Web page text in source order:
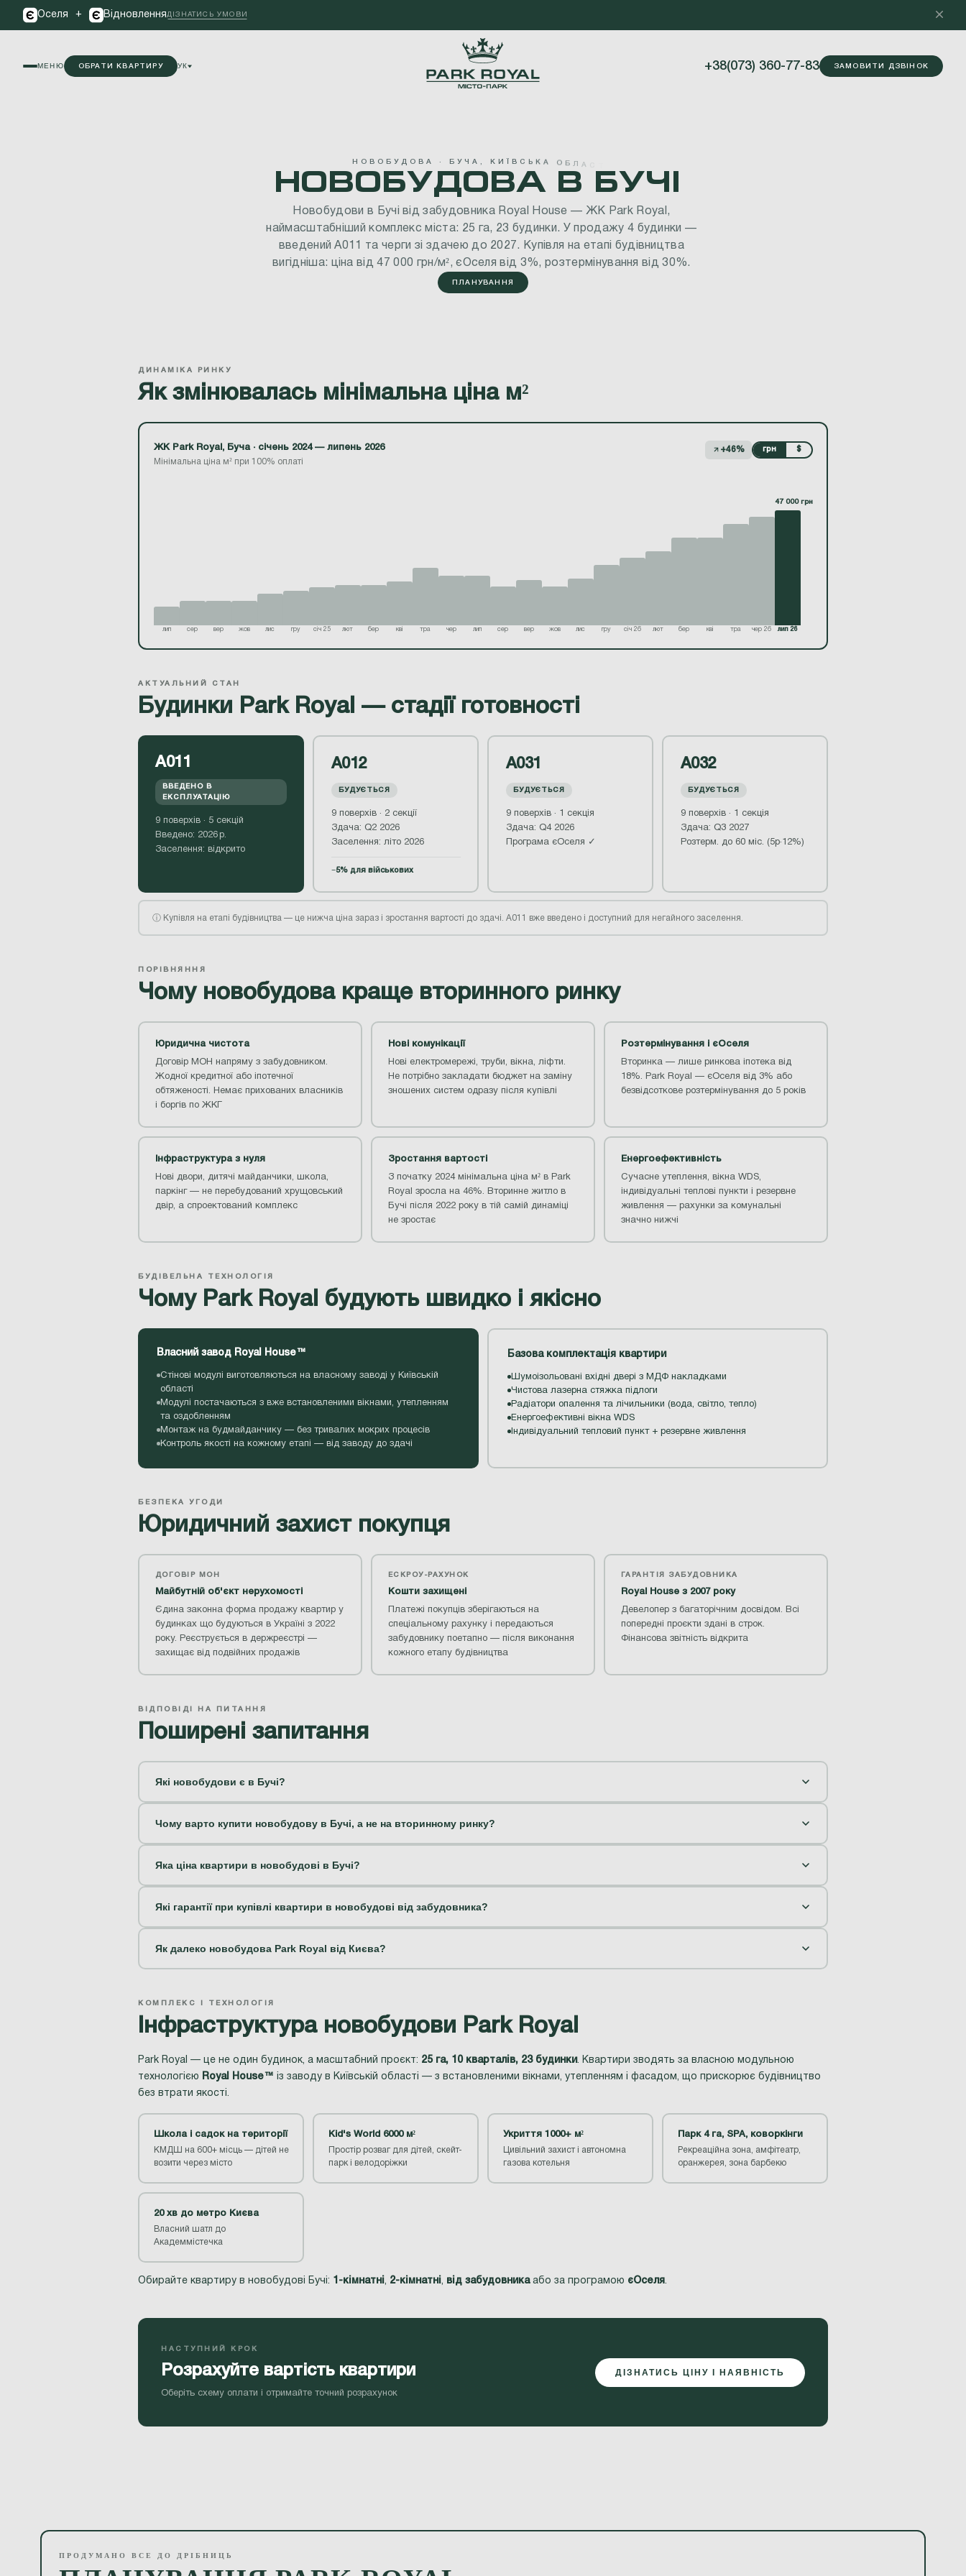
Оселя + Відновлення ДІЗНАТИСЬ УМОВИ
МЕНЮ ОБРАТИ КВАРТИРУ УК +38(073) 360-77-83 ЗАМОВИТИ ДЗВІНОК
Н О В О Б У Д О В А · Б У Ч А , К И В С Ь К А О Б Л А
НОВОБУДОВА В БУЧІ
Новобудови в Бучі відзабудовника Royal House— ЖК Park Royal,
наймасштабніший комплекс міста: 25 га, 23 будинки. У продажу 4 будинки—
введенийА011 тачерги зі здачеюдо 2027. Купівля на етапі будівництва
вигідніша: ціна від47000 грн/м²,єОселя від 3%, розтермінування від30%.
ПЛАНУВАННЯ
ДИНАМІКА РИНКУ
Як змінювалась мінімальна ціна м²
ЖК Park Royal, Буча · січень 2024 — липень 2026
Мінімальна ціна м² при 100% оплаті
+46% грн $
лип сер вер жов лис гру січ 25 лют бер кві тра чер лип сер вер жов лис гру січ 26 лют бер кві тра чер 26
47 000 грн
лип 26
АКТУАЛЬНИЙ СТАН
Будинки Park Royal — стадії готовності
А011
ВВЕДЕНО В
ЕКСПЛУАТАЦІЮ
9 поверхів · 5 секцій
Введено: 2026 р.
Заселення: відкрито
А012
БУДУЄТЬСЯ
9 поверхів · 2 секції
Здача: Q2 2026
Заселення: літо 2026
−5% для військових
А031
БУДУЄТЬСЯ
9 поверхів · 1 секція
Здача: Q4 2026
Програма єОселя ✓
А032
БУДУЄТЬСЯ
9 поверхів · 1 секція
Здача: Q3 2027
Розтерм. до 60 міс. (5р·12%)
ⓘ Купівля на етапі будівництва — це нижча ціна зараз і зростання вартості до здачі. А011 вже введено і доступний для негайного заселення.
ПОРІВНЯННЯ
Чому новобудова краще вторинного ринку
Юридична чистота
Договір МОН напряму з забудовником.
Жодної кредитної або іпотечної
обтяженості. Немає прихованих власників
і боргів по ЖКГ
Нові комунікації
Нові електромережі, труби, вікна, ліфти.
Не потрібно закладати бюджет на заміну
зношених систем одразу після купівлі
Розтермінування і єОселя
Вторинка — лише ринкова іпотека від
18%. Park Royal — єОселя від 3% або
безвідсоткове розтермінування до 5 років
Інфраструктура з нуля
Нові двори, дитячі майданчики, школа,
паркінг — не перебудований хрущовський
двір, а спроектований комплекс
Зростання вартості
З початку 2024 мінімальна ціна м² в Park
Royal зросла на 46%. Вторинне житло в
Бучі після 2022 року в тій самій динаміці
не зростає
Енергоефективність
Сучасне утеплення, вікна WDS,
індивідуальні теплові пункти і резервне
живлення — рахунки за комунальні
значно нижчі
БУДІВЕЛЬНА ТЕХНОЛОГІЯ
Чому Park Royal будують швидко і якісно
Власний завод Royal House™
Стінові модулі виготовляються на власному заводі у Київській
області
Модулі постачаються з вже встановленими вікнами, утепленням
та оздобленням
Монтаж на будмайданчику — без тривалих мокрих процесів
Контроль якості на кожному етапі — від заводу до здачі
Базова комплектація квартири
Шумоізольовані вхідні двері з МДФ накладками
Чистова лазерна стяжка підлоги
Радіатори опалення та лічильники (вода, світло, тепло)
Енергоефективні вікна WDS
Індивідуальний тепловий пункт + резервне живлення
БЕЗПЕКА УГОДИ
Юридичний захист покупця
ДОГОВІР МОН
Майбутній об'єкт нерухомості
Єдина законна форма продажу квартир у
будинках що будуються в Україні з 2022
року. Реєструється в держреєстрі —
захищає від подвійних продажів
ЕСКРОУ-РАХУНОК
Кошти захищені
Платежі покупців зберігаються на
спеціальному рахунку і передаються
забудовнику поетапно — після виконання
кожного етапу будівництва
ГАРАНТІЯ ЗАБУДОВНИКА
Royal House з 2007 року
Девелопер з багаторічним досвідом. Всі
попередні проєкти здані в строк.
Фінансова звітність відкрита
ВІДПОВІДІ НА ПИТАННЯ
Поширені запитання
Які новобудови є в Бучі?
Чому варто купити новобудову в Бучі, а не на вторинному ринку?
Яка ціна квартири в новобудові в Бучі?
Які гарантії при купівлі квартири в новобудові від забудовника?
Як далеко новобудова Park Royal від Києва?
КОМПЛЕКС І ТЕХНОЛОГІЯ
Інфраструктура новобудови Park Royal
Park Royal — це не один будинок, а масштабний проєкт: 25 га, 10 кварталів, 23 будинки. Квартири зводять за власною модульною
технологією
Royal House™ із заводу в Київській області — з встановленими вікнами, утепленням і фасадом, що прискорює будівництво
без втрати якості.
Школа і садок на території
КМДШ на 600+ місць — дітей не
возити через місто
Kid's World 6000 м²
Простір розваг для дітей, скейт-
парк і велодоріжки
Укриття 1000+ м²
Цивільний захист і автономна
газова котельня
Парк 4 га, SPA, коворкінги
Рекреаційна зона, амфітеатр,
оранжерея, зона барбекю
20 хв до метро Києва
Власний шатл до
Академмістечка
Обирайте квартиру в новобудові Бучі: 1-кімнатні, 2-кімнатні, від забудовникаабо за програмою єОселя.
НАСТУПНИЙ КРОК
Розрахуйте вартість квартири
Оберіть схему оплати і отримайте точний розрахунок
ДІЗНАТИСЬ ЦІНУ І НАЯВНІСТЬ